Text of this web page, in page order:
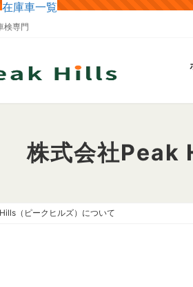
在庫車一覧
検専門
株式会社Peak
（ピークヒルズ）について